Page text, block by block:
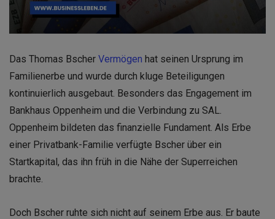
Das Thomas Bscher Vermögen hat seinen Ursprung im
Familienerbe und wurde durch kluge Beteiligungen
kontinuierlich ausgebaut. Besonders das Engagement im
Bankhaus Oppenheim und die Verbindung zu SAL.
Oppenheim bildeten das finanzielle Fundament. Als Erbe
einer Privatbank-Familie verfügte Bscher über ein
Startkapital, das ihn früh in die Nähe der Superreichen
brachte.
Doch Bscher ruhte sich nicht auf seinem Erbe aus. Er baute